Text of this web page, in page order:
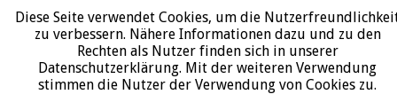
START DATENSCHUTZERKLÄRUNG IMPRESSUM ÜBER JURALIT
JURALIT
Rezensionen juristischer Literatur
Diese Seite verwendet Cookies, um die
zu verbessern. Nähere Informationen dazu und zu den
Rechten als Nutzer finden sich in unserer
Datenschutzerklärung. Mit der weiteren Verwendung
stimmen die Nutzer der Verwendung von Cookies zu.